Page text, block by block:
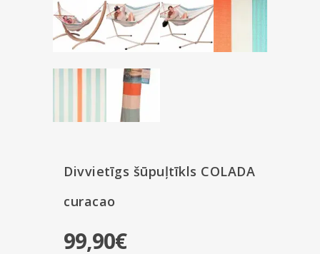
Divvietīgs šūpuļtīkls COLADA
curacao
99,90€